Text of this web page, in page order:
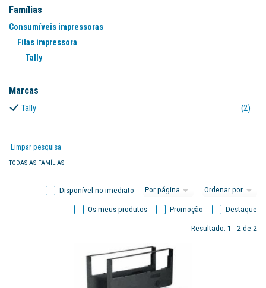
Famílias
Consumíveis impressoras
Fitas impressora
Tally
Marcas
Tally (2)
Limpar pesquisa
TODAS AS FAMÍLIAS
Disponível no imediato
Destaque
Promoção
Os meus produtos
Resultado: 1 - 2 de 2